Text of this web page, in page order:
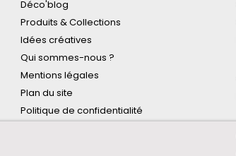
Déco'blog
Produits & Collections
Idées créatives
Qui sommes-nous ?
Mentions légales
Plan du site
Politique de confidentialité